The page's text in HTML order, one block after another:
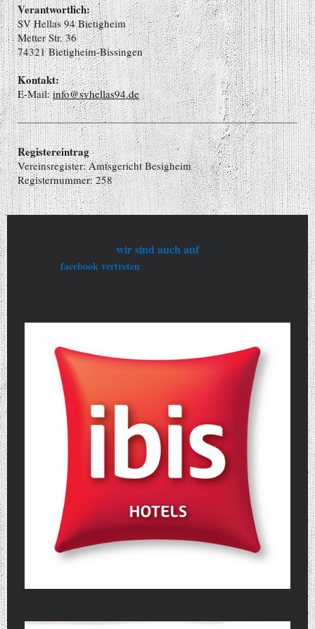
Verantwortlich:
SV Hellas 94 Bietigheim
Metter Str. 36
74321 Bietigheim-Bissingen
Kontakt:
E-Mail:info@svhellas94.de
Registereintrag
Vereinsregister: Amtsgericht Besigheim
Registernummer: 258
wir sind auch auf
facebook vertreten